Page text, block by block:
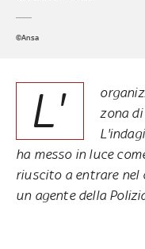
©Ansa
L'
zona
ha messo in luce
riuscito a entrare nel
un agente della